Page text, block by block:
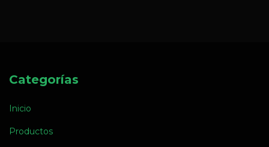
Categorías
Inicio
Productos